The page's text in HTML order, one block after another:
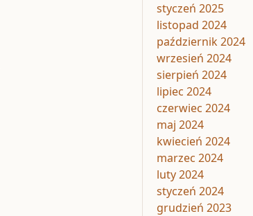
styczeń 2025
listopad 2024
październik 2024
wrzesień 2024
sierpień 2024
lipiec 2024
czerwiec 2024
maj 2024
kwiecień 2024
marzec 2024
luty 2024
styczeń 2024
grudzień 2023